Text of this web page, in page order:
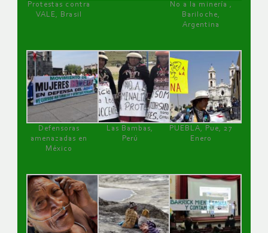
Protestas contra
VALE, Brasil
No a la minería ,
Bariloche,
Argentina
Defensoras
amenazadas en
México
Las Bambas,
Perú
PUEBLA, Pue, 27
Enero